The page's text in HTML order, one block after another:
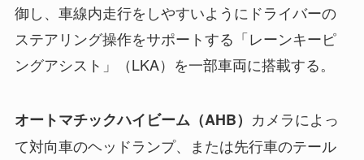
御し、車線内走行をしやすいようにドライバーの
ステアリング操作をサポートする「レーンキーピ
ングアシスト」（LKA）を一部車両に搭載する。
オートマチックハイビーム（AHB） カメラによっ
て対向車のヘッドランプ、または先行車のテール